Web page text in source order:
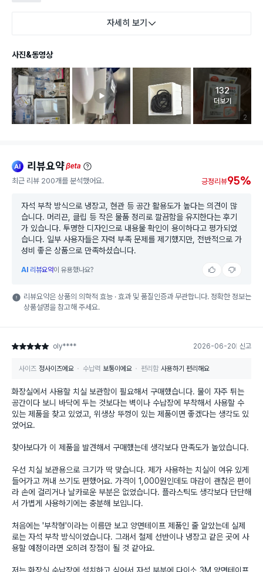
자세히 보기
사진&동영상
리뷰 이
2
고객 리뷰
132
더보기
ai 리뷰요약beta
최근 리뷰 200개를 분석했어요. 긍정리뷰95%
자석 부착 방식으로 냉장고, 현관 등 공간 활용도가 높다는 의견이 많
습니다. 머리끈, 클립 등 작은 물품 정리로 깔끔함을 유지한다는 후기
가 있습니다. 투명한 디자인으로 내용물 확인이 용이하다고 평가되었
습니다. 일부 사용자들은 자력 부족 문제를 제기했지만, 전반적으로 가
성비 좋은 상품으로 만족하셨습니다.
AI 리뷰요약이 유용했나요?
리뷰요약은 상품의 의학적 효능 · 효과 및 품질인증과 무관합니다. 정확한 정보는
상품설명을 참고해 주세요.
별점 5점 oly**** 2026-06-20 신고
사이즈 정사이즈에요 수납력 보통이에요 편리함 사용하기 편리해요
화장실에서 사용할 치실 보관함이 필요해서 구매했습니다. 물이 자주 튀는
공간이다 보니 바닥에 두는 것보다는 벽이나 수납장에 부착해서 사용할 수
있는 제품을 찾고 있었고, 위생상 뚜껑이 있는 제품이면 좋겠다는 생각도 있
었어요.
찾아보다가 이 제품을 발견해서 구매했는데 생각보다 만족도가 높았습니다.
우선 치실 보관용으로 크기가 딱 맞습니다. 제가 사용하는 치실이 여유 있게
들어가고 꺼내 쓰기도 편했어요. 가격이 1,000원인데도 마감이 괜찮은 편이
라 손에 걸리거나 날카로운 부분은 없었습니다. 플라스틱도 생각보다 단단해
서 가볍게 사용하기에는 충분해 보입니다.
처음에는 '부착형'이라는 이름만 보고 양면테이프 제품인 줄 알았는데 실제
로는 자석 부착 방식이었습니다. 그래서 철제 선반이나 냉장고 같은 곳에 사
용할 예정이라면 오히려 장점이 될 것 같아요.